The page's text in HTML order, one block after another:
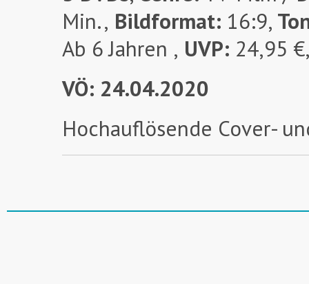
Min., Bildformat: 16:9,
Ab 6 Jahren , UVP: 24,95
VÖ: 24.04.2020
Hochauflösende Cover-